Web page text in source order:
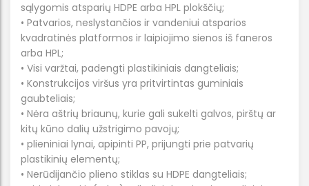
sąlygomis atsparių HDPE arba HPL plokščių;
• Patvarios, neslystančios ir vandeniui atsparios
kvadratinės platformos ir laipiojimo sienos iš faneros
arba HPL;
• Visi varžtai, padengti plastikiniais dangteliais;
• Konstrukcijos viršus yra pritvirtintas guminiais
gaubteliais;
• Nėra aštrių briaunų, kurie gali sukelti galvos, pirštų ar
kitų kūno dalių užstrigimo pavojų;
• plieniniai lynai, apipinti PP, prijungti prie patvarių
plastikinių elementų;
• Nerūdijančio plieno stiklas su HDPE dangteliais;